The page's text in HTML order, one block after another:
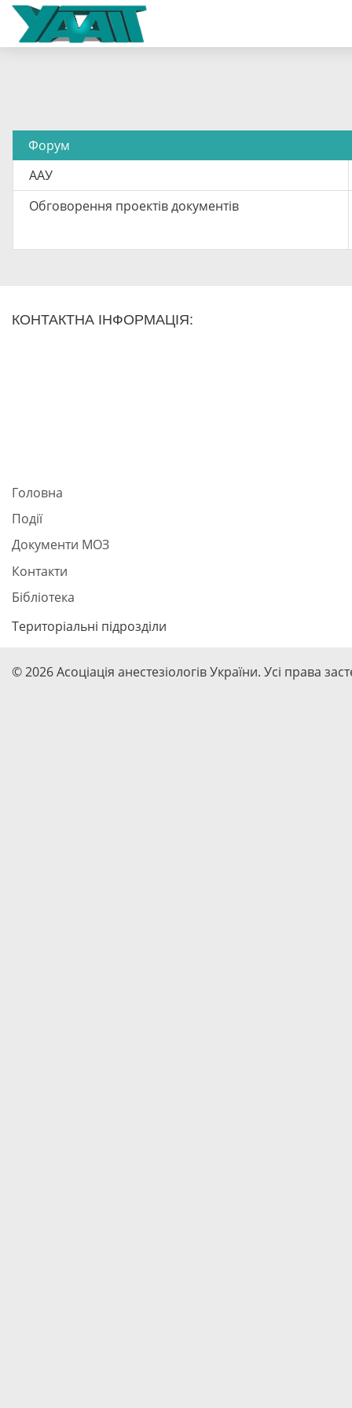
Форум
ААУ
Обговорення проектів документів
КОНТАКТНА ІНФОРМАЦІЯ:
Головна
Події
Документи МОЗ
Контакти
Бібліотека
Територіальні підрозділи
© 2026 Асоціація анестезіологів України. Усі права